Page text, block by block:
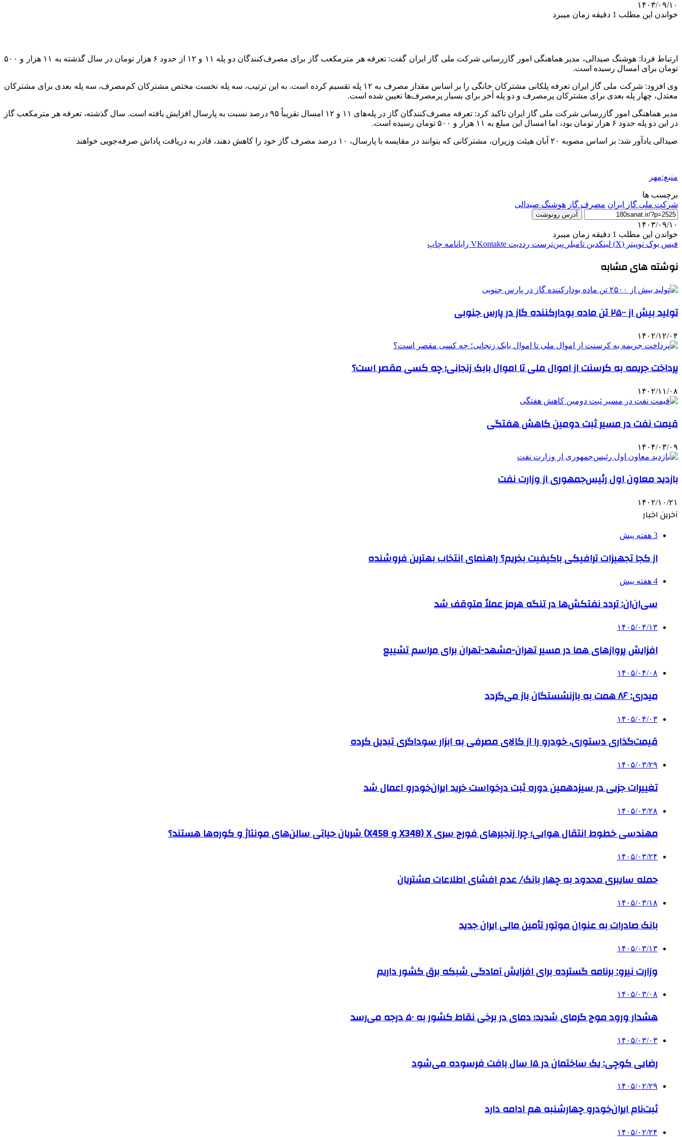
۱۴۰۳/۰۹/۱۰
خواندن این مطلب 1 دقیقه زمان میبرد
ارتباط فردا: هوشنگ صیدالی
، مدیر هماهنگی امور گازرسانی شرکت ملی گاز ایران گفت: تعرفه هر مترمکعب گاز برای مصرف‌کنندگان دو پله ۱۱ و ۱۲ از حدود ۶ هزار تومان در سال گذشته به ۱۱ هزار و ۵۰۰
تومان برای امسال رسیده است.
وی افزود: شرکت ملی گاز ایران تعرفه پلکانی مشترکان خانگی را بر اساس مقدار مصرف به ۱۲ پله تقسیم کرده است. به این ترتیب، سه پله نخست مختص مشترکان کم‌مصرف، سه پله بعدی برای مشترکان
معتدل، چهار پله بعدی برای مشترکان پرمصرف و دو پله آخر برای بسیار پرمصرف‌ها تعیین شده است.
مدیر هماهنگی امور گازرسانی شرکت ملی گاز ایران تاکید کرد: تعرفه مصرف‌کنندگان گاز در پله‌های ۱۱ و ۱۲ امسال تقریباً ۹۵ درصد نسبت به پارسال افزایش یافته است. سال گذشته، تعرفه هر مترمکعب گاز
در این دو پله حدود ۶ هزار تومان بود، اما امسال این مبلغ به ۱۱ هزار و ۵۰۰ تومان رسیده است.
صیدالی یادآور شد: بر اساس مصوبه ۲۰ آبان هیئت وزیران، مشترکانی که بتوانند در مقایسه با پارسال، ۱۰ درصد مصرف گاز خود را کاهش دهند، قادر به دریافت پاداش صرفه‌جویی خواهند
منبع:مهر
برچسب ها
شرکت ملی گاز ایران مصرف گاز هوشنگ صیدالی
آدرس رونوشت
۱۴۰۳/۰۹/۱۰
خواندن این مطلب 1 دقیقه زمان میبرد
فیس بوک توییتر (X) لینکدین ‫تامبلر ‫پین‌ترست ‫رددیت ‫VKontakte رایانامه چاپ
نوشته های مشابه
تولید بیش از ۲۵۰۰ تن ماده بودارکننده گاز در پارس جنوبی
۱۴۰۲/۱۲/۰۴
پرداخت جریمه به کرسنت از اموال ملی تا اموال بابک زنجانی؛ چه کسی مقصر است؟
۱۴۰۲/۱۱/۰۸
قیمت نفت در مسیر ثبت دومین کاهش هفتگی
۱۴۰۴/۰۳/۰۹
بازدید معاون اول رئیس‌جمهوری از وزارت نفت
۱۴۰۲/۱۰/۲۱
آخرین اخبار
3 هفته پیش
از کجا تجهیزات ترافیکی باکیفیت بخریم؟ راهنمای انتخاب بهترین فروشنده
4 هفته پیش
سی‌ان‌ان: تردد نفتکش‌ها در تنگه هرمز عملاً متوقف شد
۱۴۰۵/۰۴/۱۳
افزایش پروازهای هما در مسیر تهران-مشهد-تهران برای مراسم تشییع
۱۴۰۵/۰۴/۰۸
میدری: ۸۶ همت به بازنشستگان باز می‌گردد
۱۴۰۵/۰۴/۰۳
قیمت‌گذاری دستوری، خودرو را از کالای مصرفی به ابزار سوداگری تبدیل کرده
۱۴۰۵/۰۳/۲۹
تغییرات جزیی در سیزدهمین دوره ثبت درخواست خرید ایران‌خودرو اعمال شد
۱۴۰۵/۰۳/۲۸
مهندسی خطوط انتقال هوایی؛ چرا زنجیرهای فورج سری X (X348 و X458) شریان حیاتی سالن‌های مونتاژ و کوره‌ها هستند؟
۱۴۰۵/۰۳/۲۴
حمله سایبری محدود به چهار بانک/ عدم افشای اطلاعات مشتریان
۱۴۰۵/۰۳/۱۸
بانک صادرات به‌ عنوان موتور تأمین مالی ایران جدید
۱۴۰۵/۰۳/۱۳
وزارت نیرو: برنامه‌ گسترده برای افزایش آمادگی شبکه برق کشور داریم
۱۴۰۵/۰۳/۰۸
هشدار ورود موج گرمای شدید؛ دمای در برخی نقاط کشور به ۵۰ درجه می‌رسد
۱۴۰۵/۰۳/۰۳
رضایی کوچی: یک ساختمان در ۱۵ سال بافت فرسوده می‌شود
۱۴۰۵/۰۲/۲۹
ثبت‌نام ایران‌خودرو چهارشنبه هم ادامه دارد
۱۴۰۵/۰۲/۲۴